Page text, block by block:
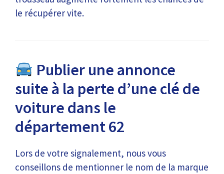
le récupérer vite.
Publier une annonce
suite à la perte d’une clé de
voiture dans le
département 62
Lors de votre signalement, nous vous
conseillons de mentionner le nom de la marque